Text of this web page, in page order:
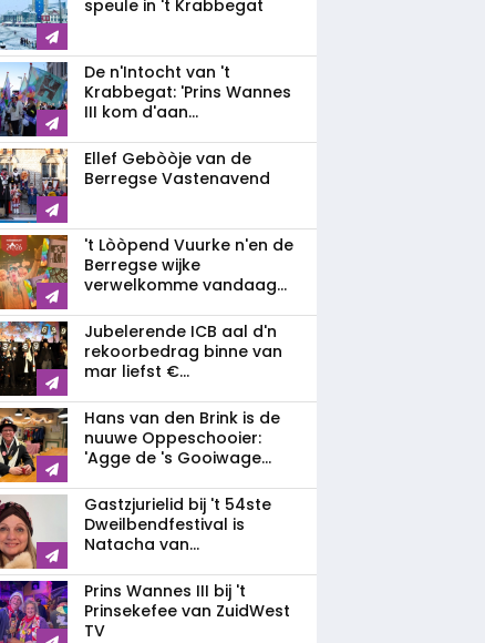
speule in 't Krabbegat
De n'Intocht van 't
Krabbegat: 'Prins Wannes
III kom d'aan...
Ellef Gebòòje van de
Berregse Vastenavend
't Lòòpend Vuurke n'en de
Berregse wijke
verwelkomme vandaag...
Jubelerende ICB aal d'n
rekoorbedrag binne van
mar liefst €...
Hans van den Brink is de
nuuwe Oppeschooier:
'Agge de 's Gooiwage...
Gastzjurielid bij 't 54ste
Dweilbendfestival is
Natacha van...
Prins Wannes III bij 't
Prinsekefee van ZuidWest
TV